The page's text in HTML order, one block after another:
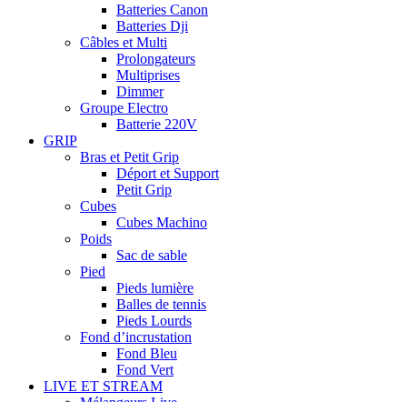
Batteries Canon
Batteries Dji
Câbles et Multi
Prolongateurs
Multiprises
Dimmer
Groupe Electro
Batterie 220V
GRIP
Bras et Petit Grip
Déport et Support
Petit Grip
Cubes
Cubes Machino
Poids
Sac de sable
Pied
Pieds lumière
Balles de tennis
Pieds Lourds
Fond d’incrustation
Fond Bleu
Fond Vert
LIVE ET STREAM